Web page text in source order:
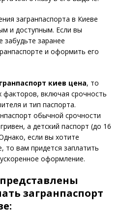
загранпаспорта в Киеве
и доступным. Если вы
забудьте заранее
и оформить его
киев цена, то
факторов, включая срочность
и тип паспорта.
обычной срочности
а детский паспорт (до 16
если вы хотите
то вам придется заплатить
оформление.
загранпаспорт